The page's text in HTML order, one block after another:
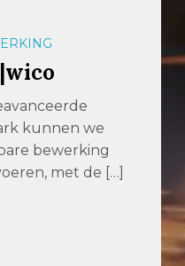
kunnen we
bewerking
met de […]